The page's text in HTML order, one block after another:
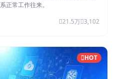
正常工作往来。
21.5万 3,102
HOT